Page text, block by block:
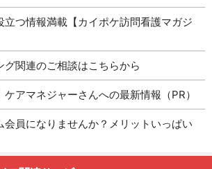
立つ情報満載【カイポケ訪問看護マガジ
グ関連のご相談はこちらから
ケアマネジャーさんへの最新情報（PR）
会員になりませんか？メリットいっぱい